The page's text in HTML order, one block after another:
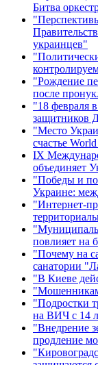
Битва
украинцев"
"Рождение
после
"18 февраля
защитников
"Место
счастье
ІХ
объединяет
"Победы и
Украине:
"Интернет-
повлияет на
"Почему на
санатории
"В Киеве
"Мошенникам
"Подростки
на ВИЧ с 14
"Внедрение
продление